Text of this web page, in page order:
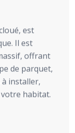
est
Il est
offrant
de parquet,
installer,
habitat.